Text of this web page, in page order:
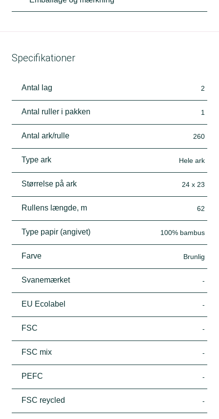
Specifikationer
Antal lag 2
Antal ruller i pakken 1
Antal ark/rulle 260
Type ark Hele ark
Størrelse på ark 24 x 23
Rullens længde, m 62
Type papir (angivet) 100% bambus
Farve Brunlig
Svanemærket -
EU Ecolabel -
FSC -
FSC mix -
PEFC -
FSC reycled -